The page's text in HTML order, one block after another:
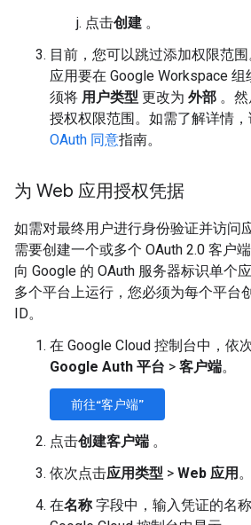
点击创建 。
目前，您可以跳过添加权限范
应用要在 Google Workspace
须将 用户类型 更改为 外部 。
授权权限范围。如需了解详情
OAuth 同意指南。
为 Web 应用授权凭据
如需对最终用户进行身份验证并访问
需要创建一个或多个 OAuth 2.0 客户
向 Google 的 OAuth 服务器标识单个
多个平台上运行，您必须为每个平台
ID。
在 Google Cloud 控制台中，依
Google Auth 平台 > 客户端。
前往“客户端”
点击创建客户端 。
依次点击应用类型 > Web 应用 。
在名称字段中，输入凭证的名